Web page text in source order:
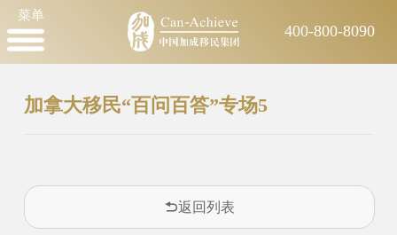
菜单
400-800-8090
加拿大移民“百问百答”专场5
返回列表